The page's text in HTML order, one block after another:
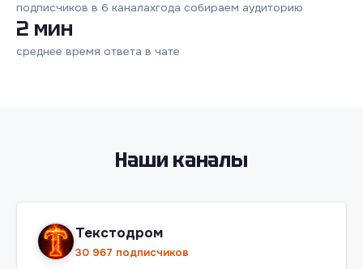
подписчиков в 6 каналахгода собираем аудиторию
2 мин
среднее время ответа в чате
Наши каналы
Текстодром
30 967 подписчиков